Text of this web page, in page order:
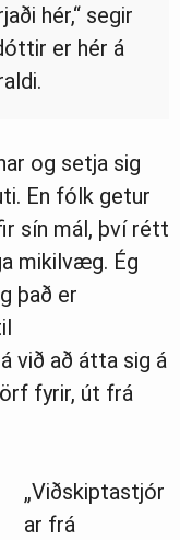
hér,“ segir
er hér á
og setja sig
En fólk getur
sín mál, því rétt
mikilvæg. Ég
það er
við að átta sig á
fyrir, út frá
„Viðskiptastjór
ar frá